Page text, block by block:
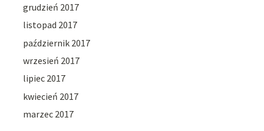
grudzień 2017
listopad 2017
październik 2017
wrzesień 2017
lipiec 2017
kwiecień 2017
marzec 2017